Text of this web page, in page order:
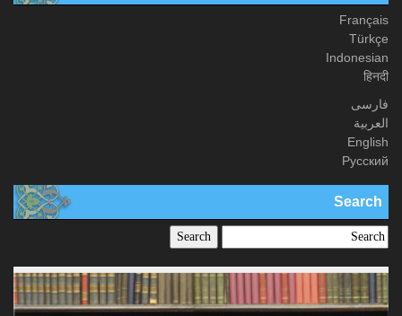
Français
Türkçe
Indonesian
हिनदी
فارسی
العربیة
English
Русский
Search